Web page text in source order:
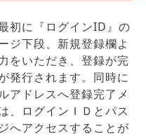
初に『ログインID』の
ジ下段、新規登録欄よ
をいただき、登録が完
発行されます。同時に
アドレスへ登録完了メ
、ログインＩＤとパス
へアクセスすることが